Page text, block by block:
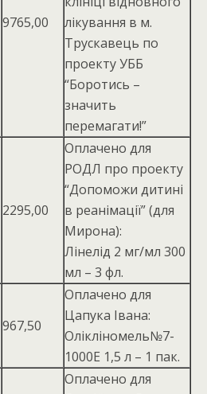
9765,00
лікування в м.
Трускавець по
проекту УББ
“Боротись –
значить
перемагати!”
2295,00
Оплачено для
РОДЛ про проекту
“Допоможи дитині
в реанімації” (для
Мирона):
Лінелід 2 мг/мл 300
мл – 3 фл.
967,50
Оплачено для
Цапука Івана:
Олікліномель№7-
1000Е 1,5 л – 1 пак.
Оплачено для